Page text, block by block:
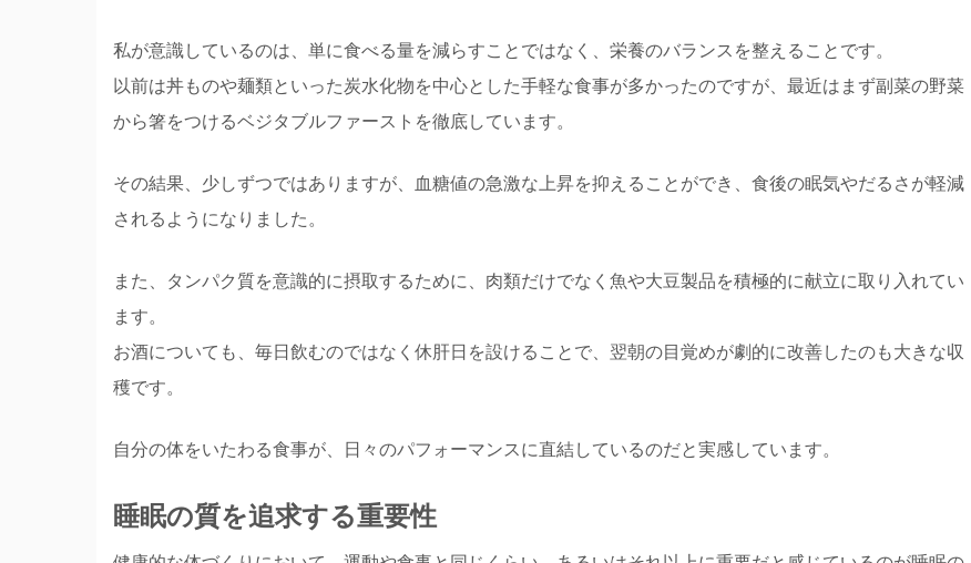
私が意識しているのは、単に食べる量を減らすことではなく、栄養のバランスを整えることです。
以前は丼ものや麺類といった炭水化物を中心とした手軽な食事が多かったのですが、最近はまず副菜の野菜
から箸をつけるベジタブルファーストを徹底しています。
その結果、少しずつではありますが、血糖値の急激な上昇を抑えることができ、食後の眠気やだるさが軽減
されるようになりました。
また、タンパク質を意識的に摂取するために、肉類だけでなく魚や大豆製品を積極的に献立に取り入れてい
ます。
お酒についても、毎日飲むのではなく休肝日を設けることで、翌朝の目覚めが劇的に改善したのも大きな収
穫です。
自分の体をいたわる食事が、日々のパフォーマンスに直結しているのだと実感しています。
睡眠の質を追求する重要性